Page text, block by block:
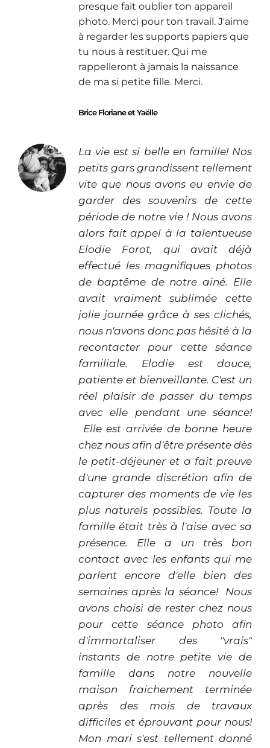
presque fait oublier ton appareil
photo. Merci pour ton travail. J'aime
à regarder les supports papiers que
tu nous à restituer. Qui me
rappelleront à jamais la naissance
de ma si petite fille. Merci.
Brice Floriane et Yaëlle
La vie est si belle en famille! Nos
petits gars grandissent tellement
vite que nous avons eu envie de
garder des souvenirs de cette
période de notre vie ! Nous avons
alors fait appel à la talentueuse
Elodie Forot, qui avait déjà
effectué les magnifiques photos
de baptême de notre ainé. Elle
avait vraiment sublimée cette
jolie journée grâce à ses clichés,
nous n'avons donc pas hésité à la
recontacter pour cette séance
familiale. Elodie est douce,
patiente et bienveillante. C'est un
réel plaisir de passer du temps
avec elle pendant une séance!
Elle est arrivée de bonne heure
chez nous afin d'être présente dès
le petit-déjeuner et a fait preuve
d'une grande discrétion afin de
capturer des moments de vie les
plus naturels possibles. Toute la
famille était très à l'aise avec sa
présence. Elle a un très bon
contact avec les enfants qui me
parlent encore d'elle bien des
semaines après la séance! Nous
avons choisi de rester chez nous
pour cette séance photo afin
d'immortaliser des "vrais"
instants de notre petite vie de
famille dans notre nouvelle
maison fraichement terminée
après des mois de travaux
difficiles et éprouvant pour nous!
Mon mari s'est tellement donné